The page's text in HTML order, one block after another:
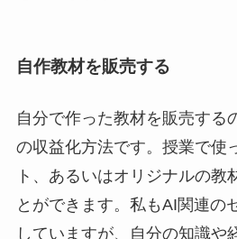
自作教材を販売する
自分で作った教材を販売する
の収益化方法です。授業で使
ト、あるいはオリジナルの教
とができます。私もAI関連の
していますが、自分の知識や